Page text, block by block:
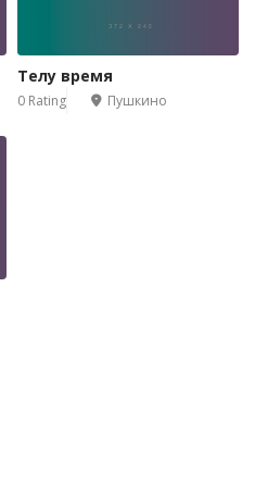
Телу время
0 Rating Пушкино